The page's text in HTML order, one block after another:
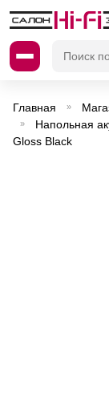
Главная »
»
Напольная
Gloss Black